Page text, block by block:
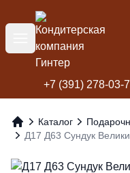
Меню
Кондитерская
+7 (391) 278-03-
Главная
Каталог
Д17 Д63 Сундук